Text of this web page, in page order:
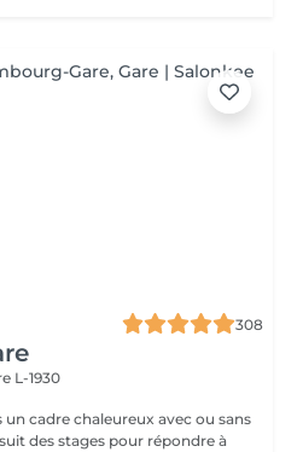
308
L-1930
cadre chaleureux avec ou sans
des stages pour répondre à